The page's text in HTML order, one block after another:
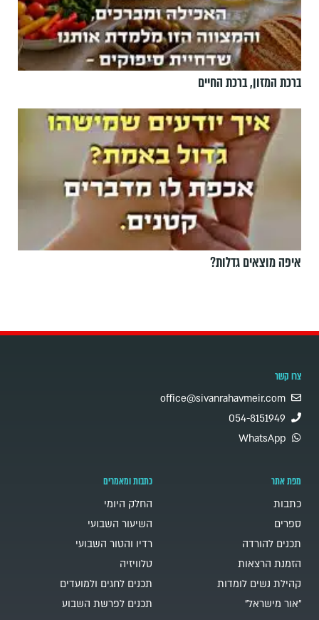
ברכת המזון, ברכת החיים
איפה מוצאים גדלות?
צרו קשר
office@sivanrahavmeir.com
054-8151949
WhatsApp
מפת אתר
כתבות
ספרים
תכנים להורדה
הזמנת הרצאות
קהילת נשים לומדות
"אור מישראל"
כתבות ומאמרים
החלק היומי
השיעור השבועי
רדיו והטור השבועי
טלוויזיה
תכנים לחגים ולמועדים
תכנים לפרשת השבוע